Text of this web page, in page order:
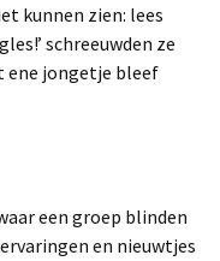
kunnen zien: lees
schreeuwden ze
ene jongetje bleef
een groep blinden
en nieuwtjes